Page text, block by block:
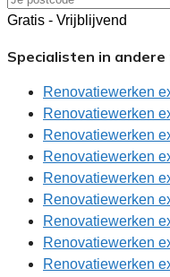
Gratis - Vrijblijvend
Specialisten in
Renovatiewerken
Renovatiewerken
Renovatiewerken
Renovatiewerken
Renovatiewerken
Renovatiewerken
Renovatiewerken
Renovatiewerken
Renovatiewerken